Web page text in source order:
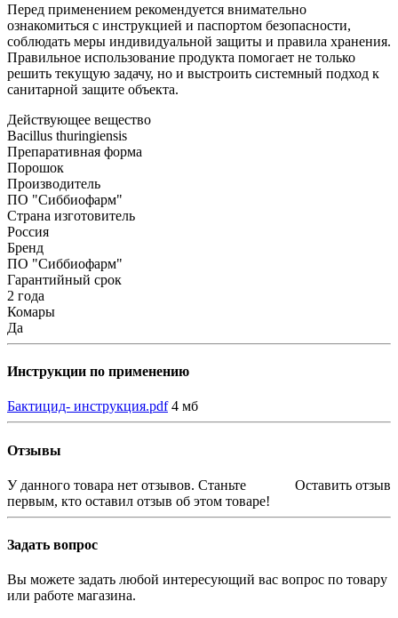
Перед применением рекомендуется внимательно
ознакомиться с инструкцией и паспортом безопасности,
соблюдать меры индивидуальной защиты и правила хранения.
Правильное использование продукта помогает не только
решить текущую задачу, но и выстроить системный подход к
санитарной защите объекта.
Действующее вещество
Bacillus thuringiensis
Препаративная форма
Порошок
Производитель
ПО "Сиббиофарм"
Страна изготовитель
Россия
Бренд
ПО "Сиббиофарм"
Гарантийный срок
2 года
Комары
Да
Инструкции по применению
Бактицид- инструкция.pdf 4 мб
Отзывы
Оставить отзыв
У данного товара нет отзывов. Станьте
первым, кто оставил отзыв об этом товаре!
Задать вопрос
Вы можете задать любой интересующий вас вопрос по товару
или работе магазина.